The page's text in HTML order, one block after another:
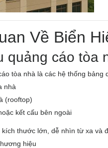
Về Biển
quảng cáo tòa
tòa nhà là các hệ thống bảng
nhà
(rooftop)
kết cấu bên ngoài
thước lớn, dễ nhìn từ xa và
hiệu